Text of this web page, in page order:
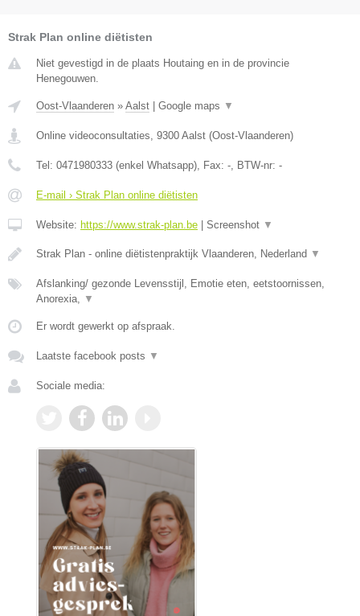
Strak Plan online diëtisten
Niet gevestigd in de plaats Houtaing en in de provincie
Henegouwen.
Oost-Vlaanderen » Aalst Google maps ▼
Online videoconsultaties, 9300 Aalst (Oost-Vlaanderen)
Tel: 0471980333 (enkel Whatsapp), Fax: -, BTW-nr: -
E-mail › Strak Plan online diëtisten
Website: https://www.strak-plan.be Screenshot ▼
Strak Plan - online diëtistenpraktijk Vlaanderen, Nederland ▼
Afslanking/ gezonde Levensstijl, Emotie eten, eetstoornissen,
Anorexia, ▼
Er wordt gewerkt op afspraak.
Laatste facebook posts ▼
Sociale media: